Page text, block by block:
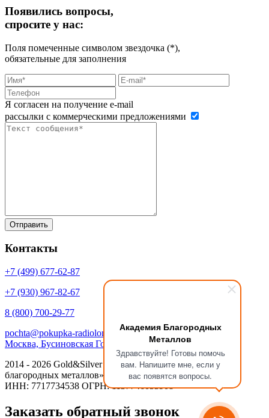
Академия Благородных
Металлов
Здравствуйте! Готовы помочь
вам. Напишите мне, если у
вас появятся вопросы.
Появились вопросы,
спросите у нас:
Поля помеченные символом звездочка (*),
обязательные для заполнения
Я согласен на получение e-mail
рассылки с коммерческими предложениями
Контакты
+7 (499) 677-62-87
+7 (930) 967-82-67
8 (800) 700-29-77
pochta@pokupka-radiolom.ru
Москва, Бусиновская Горка, 1Е с.5
2014 - 2026 Gold&Silver Научный Центр «Академия
благородных металлов»
ИНН: 7717734538 ОГРН: 1137746053908
Заказать обратный звонок